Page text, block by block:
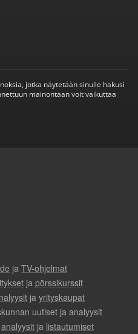
jotka näytetään sinulle hakusi
mainontaan voit vaikuttaa